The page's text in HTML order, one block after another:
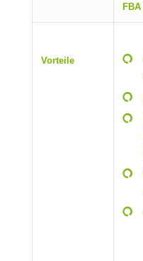
FBA
Vorteile